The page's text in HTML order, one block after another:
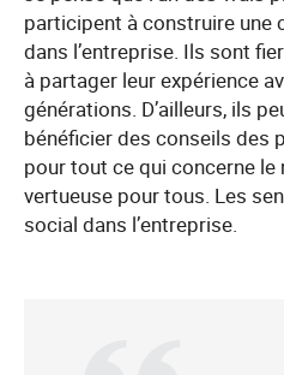
participent à construire une
dans l’entreprise. Ils sont
à partager leur expérience
générations. D’ailleurs, ils
bénéficier des conseils des
pour tout ce qui concerne le
vertueuse pour tous. Les
social dans l’entreprise.